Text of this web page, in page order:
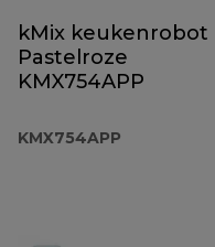
kMix keukenrobot
Pastelroze
KMX754APP
KMX754APP